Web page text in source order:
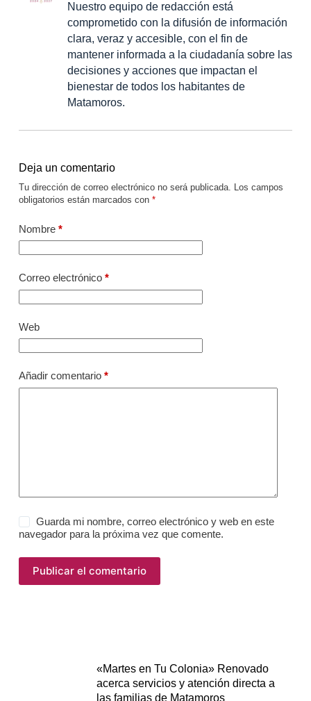
Nuestro equipo de redacción está
comprometido con la difusión de información
clara, veraz y accesible, con el fin de
mantener informada a la ciudadanía sobre las
decisiones y acciones que impactan el
bienestar de todos los habitantes de
Matamoros.
Deja un comentario
Tu dirección de correo electrónico no será publicada.
Los campos
obligatorios están marcados con *
Nombre*
Correo electrónico*
Web
Añadir comentario*
Guarda mi nombre, correo electrónico y web en este
navegador para la próxima vez que comente.
Publicar el comentario
«Martes en Tu Colonia» Renovado
acerca servicios y atención directa a
las familias de Matamoros